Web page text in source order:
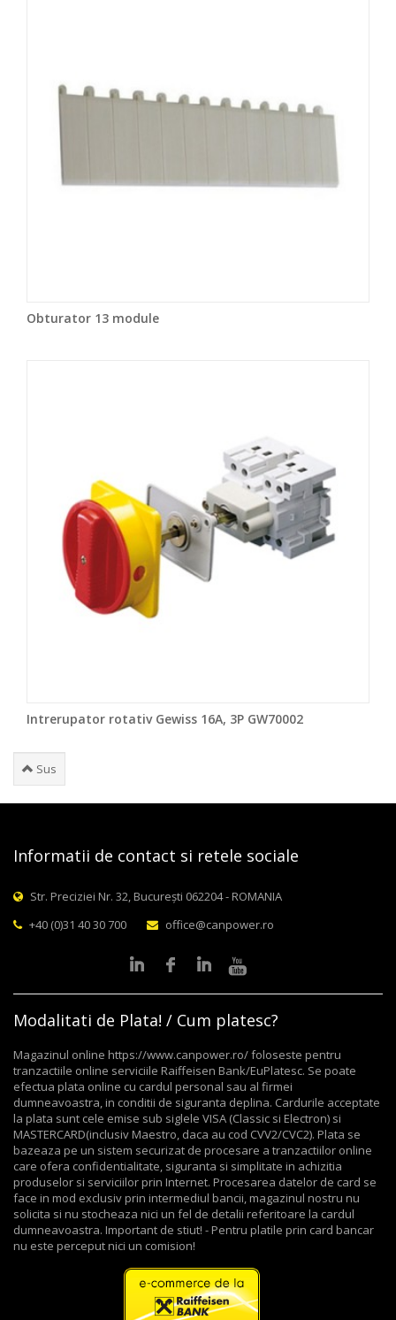
Obturator 13 module
Intrerupator rotativ Gewiss 16A, 3P GW70002
Sus
Informatii de contact si retele sociale
Str. Preciziei Nr. 32, București 062204 - ROMANIA
+40 (0)31 40 30 700
office@canpower.ro
Modalitati de Plata! / Cum platesc?
Magazinul online https://www.canpower.ro/ foloseste pentru
tranzactiile online serviciile Raiffeisen Bank/EuPlatesc. Se poate
efectua plata online cu cardul personal sau al firmei
dumneavoastra, in conditii de siguranta deplina. Cardurile acceptate
la plata sunt cele emise sub siglele VISA (Classic si Electron) si
MASTERCARD(inclusiv Maestro, daca au cod CVV2/CVC2). Plata se
bazeaza pe un sistem securizat de procesare a tranzactiilor online
care ofera confidentialitate, siguranta si simplitate in achizitia
produselor si serviciilor prin Internet. Procesarea datelor de card se
face in mod exclusiv prin intermediul bancii, magazinul nostru nu
solicita si nu stocheaza nici un fel de detalii referitoare la cardul
dumneavoastra. Important de stiut! - Pentru platile prin card bancar
nu este perceput nici un comision!